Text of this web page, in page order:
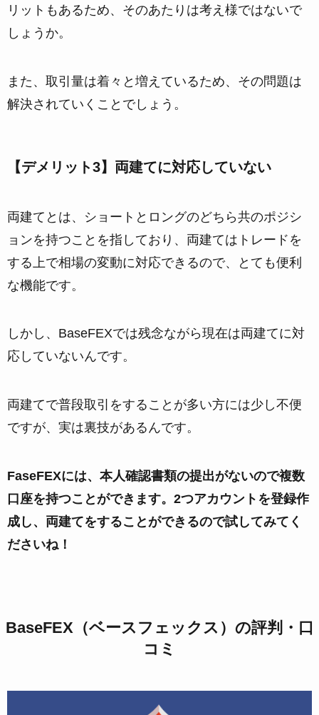
リットもあるため、そのあたりは考え様ではないで
しょうか。
また、取引量は着々と増えているため、その問題は
解決されていくことでしょう。
【デメリット3】両建てに対応していない
両建てとは、ショートとロングのどちら共のポジシ
ョンを持つことを指しており、両建てはトレードを
する上で相場の変動に対応できるので、とても便利
な機能です。
しかし、BaseFEXでは残念ながら現在は両建てに対
応していないんです。
両建てで普段取引をすることが多い方には少し不便
ですが、実は裏技があるんです。
FaseFEXには、本人確認書類の提出がないので複数
口座を持つことができます。2つアカウントを登録作
成し、両建てをすることができるので試してみてく
ださいね！
BaseFEX（ベースフェックス）の評判・口
コミ